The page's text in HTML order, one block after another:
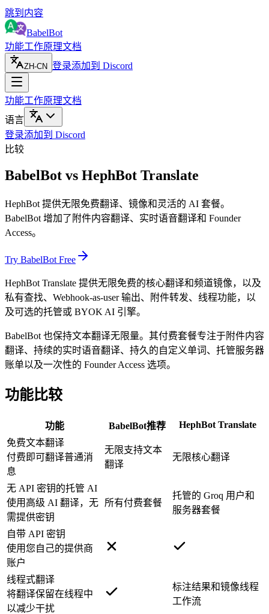
跳到内容
BabelBot
功能工作原理文档
ZH-CN 登录添加到 Discord
功能工作原理文档
语言
登录添加到 Discord
比较
BabelBot vs HephBot Translate
HephBot 提供无限免费翻译、镜像和灵活的 AI 套餐。
BabelBot 增加了附件内容翻译、实时语音翻译和 Founder
Access。
Try BabelBot Free
HephBot Translate 提供无限免费的核心翻译和频道镜像，以及
私有查找、Webhook-as-user 输出、附件转发、线程功能，以
及可选的托管或 BYOK AI 引擎。
BabelBot 也保持文本翻译无限量。其付费套餐专注于附件内容
翻译、持续的实时语音翻译、持久的自定义单词、托管服务器
账单以及一次性的 Founder Access 选项。
功能比较
功能 BabelBot推荐
HephBot Translate
免费文本翻译
付费即可翻译普通消
息
无限支持文本
翻译
无限核心翻译
无 API 密钥的托管 AI
使用高级 AI 翻译，无
需提供密钥
所有付费套餐
托管的 Groq 用户和
服务器套餐
自带 API 密钥
使用您自己的提供商
账户
线程式翻译
将翻译保留在线程中
以减少干扰
标注结果和镜像线程
工作流